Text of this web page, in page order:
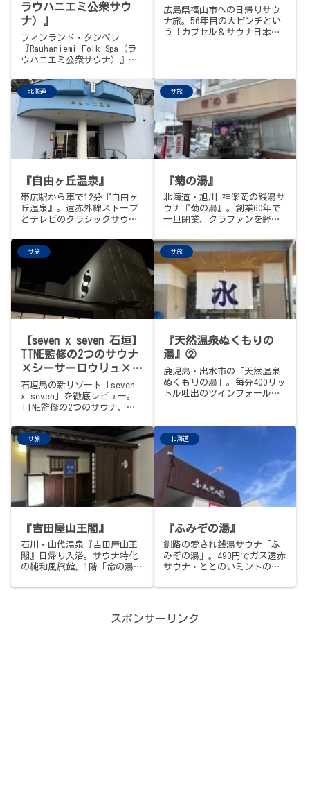
ラウハニエミ公衆サウ
ナ）』
フィンランド・タンペレ
『Rauhaniemi Folk Spa（ラ
ウハニエミ公衆サウナ）』。
（Näsijärvi）に突き出した
岬に建つ、伝統的な木造・薪
の公衆サウナ。6年ぶり2度目
の年末訪問記。受付は「シス
テムトラブルで先に入っちゃ
って」と信用ベース、更衣室
のロッカーには鍵もかからな
い、この国らしいたたずま
ロウリュ、半分くらいのお客
さんが被る「サウナハット改
めニット帽」、6年前は完全凍
結だった湖が今回は普通に入
れた景色、そして、そう、こ
う1日の記録です。
広島県福山市への日帰りサウ
ナ旅。56年目の大ピンチとい
う「カプセル＆サウナ日本」
北海道
『自由ヶ丘温泉』
帯広駅から車で12分『自由ヶ
丘温泉』。遠赤外線ストーブ
とテレビのクラシックサウナ
「アマビエ様」のロウリュ。
飲泉可のかすかな硫黄の冷鉱
泉、お庭の池でカモが泳ぐモ
ール温泉。〆は念願のランチ
ョ・エルパソでどろぶた。と
かち帯広3施設めぐり、フィナ
ーレ。
サ旅
『菊の湯』
北海道・旭川 神楽岡の銭湯サ
ウナ『菊の湯』。創業60年で
一旦閉業、クラファンを経て
アの最新ストーブと日替わり
アロマ、地下水ドバドバの水
風呂、激アツの熱湯。腹ごし
らえは蜂屋『濃いーの』のス
モークサウナラーメン。
サ旅
【seven x seven 石垣】
TTNE監修の2つのサウナ
×シーサーロウリュ×イ
ンフィニティプール！国
内で海外リゾート気分を
味わえる神施設を徹底レ
ビュー
石垣島の新リゾート「seven
x seven」を徹底レビュー。
TTNE監修の2つのサウナ、シ
目の前のインフィニティプー
ル、そしてチェックアウト後
もサウナOKの神対応。国内で
海外リゾート気分を味わえる
贅沢な1軒。¥22,692。
サ旅
『天然温泉ぬくもりの
湯』②
鹿児島・出水市の「天然温泉
ぬくもりの湯」。毎分400リッ
トル吐出のツインフォール
グース（1日4回）が揃う。
460円・PayPay可・宿泊可・
月曜定休。来るたびにアップ
グレードされ続ける出水の名
施設。
サ旅
『吉田屋山王閣』
石川・山代温泉『吉田屋山王
閣』日帰り入浴。サウナ特化
の純和風旅館、1階「命の湯」
えめ深め露天水風呂、和風庭
温泉東口」徒歩12分、06:00-
北海道
『ふみぞの湯』
釧路の愛され銭湯サウナ「ふ
みぞの湯」。490円でガス遠赤
サウナ・ととのいミントの水
ます。
スポンサーリンク